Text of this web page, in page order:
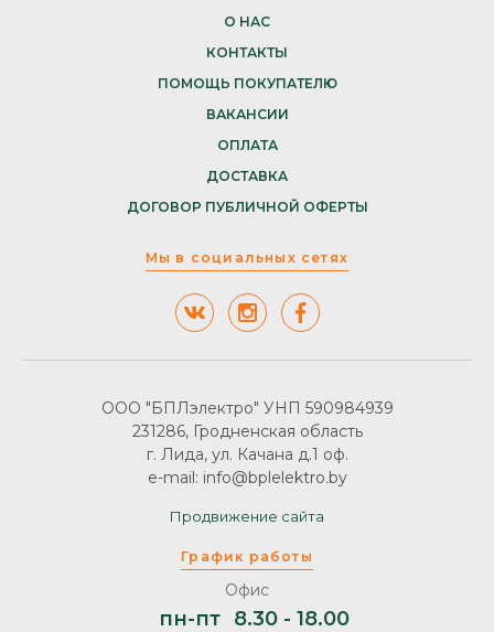
О НАС
КОНТАКТЫ
ПОМОЩЬ ПОКУПАТЕЛЮ
ВАКАНСИИ
ОПЛАТА
ДОСТАВКА
ДОГОВОР ПУБЛИЧНОЙ ОФЕРТЫ
Мы в социальных сетях
График работы
Офис
пн-пт 8.30 - 18.00
ООО "БПЛэлектро" УНП 590984939
231286, Гродненская область
г. Лида, ул. Качана д.1 оф.
e-mail: info@bplelektro.by
Продвижение сайта